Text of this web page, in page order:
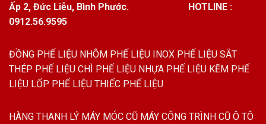
Ấp 2, Đức Liễu, Bình Phước.
HOTLINE :
0912.56.9595
ĐỒNG PHẾ LIỆU NHÔM PHẾ LIỆU INOX PHẾ LIỆU SẮT
THÉP PHẾ LIỆU CHÌ PHẾ LIỆU NHỰA PHẾ LIỆU KẼM PHẾ
LIỆU LỐP PHẾ LIỆU THIẾC PHẾ LIỆU
HÀNG THANH LÝ MÁY MÓC CŨ MÁY CÔNG TRÌNH CŨ Ô TÔ